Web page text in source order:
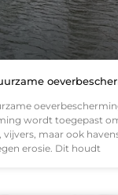
wordt toegepast
vijvers, maar ook
erosie. Dit houdt